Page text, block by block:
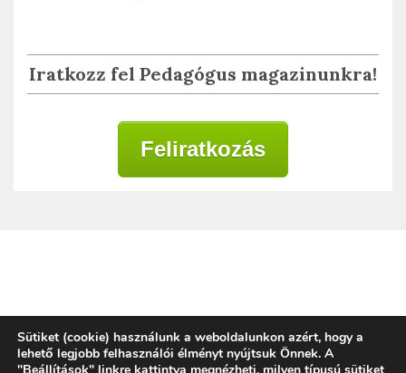
Iratkozz fel Pedagógus magazinunkra!
Feliratkozás
Sütiket (cookie) használunk a weboldalunkon azért, hogy a
lehető legjobb felhasználói élményt nyújtsuk Önnek. A